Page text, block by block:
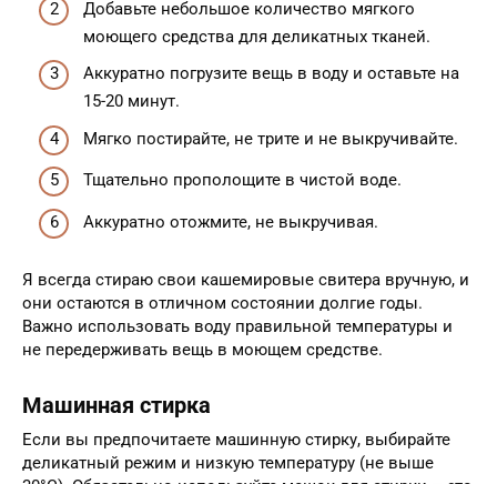
Добавьте небольшое количество мягкого
моющего средства для деликатных тканей.
Аккуратно погрузите вещь в воду и оставьте на
15-20 минут.
Мягко постирайте, не трите и не выкручивайте.
Тщательно прополощите в чистой воде.
Аккуратно отожмите, не выкручивая.
Я всегда стираю свои кашемировые свитера вручную, и
они остаются в отличном состоянии долгие годы.
Важно использовать воду правильной температуры и
не передерживать вещь в моющем средстве.
Машинная стирка
Если вы предпочитаете машинную стирку, выбирайте
деликатный режим и низкую температуру (не выше